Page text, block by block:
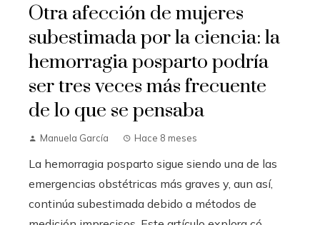
Otra afección de mujeres
subestimada por la ciencia: la
hemorragia posparto podría
ser tres veces más frecuente
de lo que se pensaba
Manuela García Hace 8 meses
La hemorragia posparto sigue siendo una de las
emergencias obstétricas más graves y, aun así,
continúa subestimada debido a métodos de